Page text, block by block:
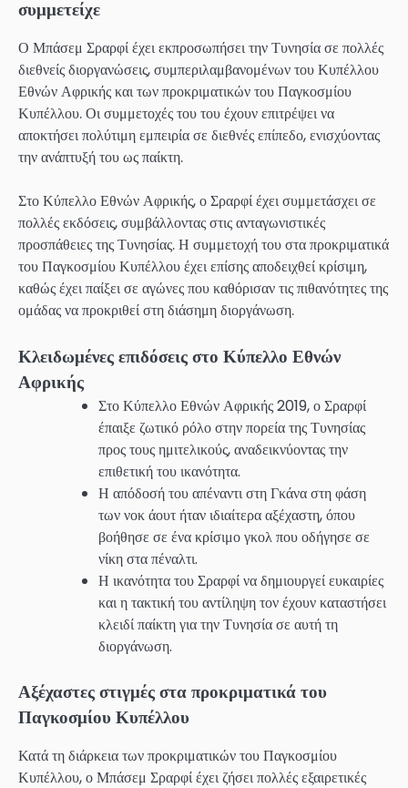
συμμετείχε
Ο Μπάσεμ Σραρφί έχει εκπροσωπήσει την Τυνησία σε πολλές
διεθνείς διοργανώσεις, συμπεριλαμβανομένων του Κυπέλλου
Εθνών Αφρικής και των προκριματικών του Παγκοσμίου
Κυπέλλου. Οι συμμετοχές του του έχουν επιτρέψει να
αποκτήσει πολύτιμη εμπειρία σε διεθνές επίπεδο, ενισχύοντας
την ανάπτυξή του ως παίκτη.
Στο Κύπελλο Εθνών Αφρικής, ο Σραρφί έχει συμμετάσχει σε
πολλές εκδόσεις, συμβάλλοντας στις ανταγωνιστικές
προσπάθειες της Τυνησίας. Η συμμετοχή του στα προκριματικά
του Παγκοσμίου Κυπέλλου έχει επίσης αποδειχθεί κρίσιμη,
καθώς έχει παίξει σε αγώνες που καθόρισαν τις πιθανότητες της
ομάδας να προκριθεί στη διάσημη διοργάνωση.
Κλειδωμένες επιδόσεις στο Κύπελλο Εθνών
Αφρικής
Στο Κύπελλο Εθνών Αφρικής 2019, ο Σραρφί
έπαιξε ζωτικό ρόλο στην πορεία της Τυνησίας
προς τους ημιτελικούς, αναδεικνύοντας την
επιθετική του ικανότητα.
Η απόδοσή του απέναντι στη Γκάνα στη φάση
των νοκ άουτ ήταν ιδιαίτερα αξέχαστη, όπου
βοήθησε σε ένα κρίσιμο γκολ που οδήγησε σε
νίκη στα πέναλτι.
Η ικανότητα του Σραρφί να δημιουργεί ευκαιρίες
και η τακτική του αντίληψη τον έχουν καταστήσει
κλειδί παίκτη για την Τυνησία σε αυτή τη
διοργάνωση.
Αξέχαστες στιγμές στα προκριματικά του
Παγκοσμίου Κυπέλλου
Κατά τη διάρκεια των προκριματικών του Παγκοσμίου
Κυπέλλου, ο Μπάσεμ Σραρφί έχει ζήσει πολλές εξαιρετικές